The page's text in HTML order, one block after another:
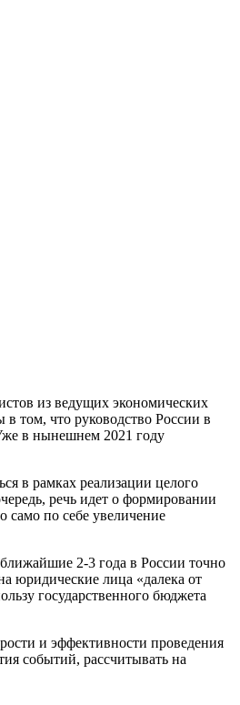
из ведущих экономических
в том, что руководство России в
в нынешнем 2021 году
в рамках реализации целого
речь идет о формировании
само по себе увеличение
ближайшие 2-3 года в России точно
юридические лица «далека от
государственного бюджета
и эффективности проведения
событий, рассчитывать на